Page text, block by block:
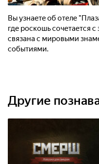
Вы узнаете об отеле
где роскошь сочетается
связана с мировыми
событиями.
Другие